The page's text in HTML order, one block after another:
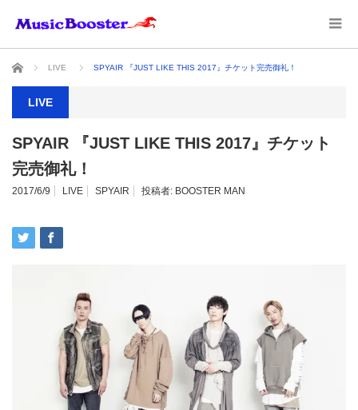
ホーム LIVE SPYAIR 『JUST LIKE THIS 2017』チケット完売御礼！
LIVE
SPYAIR 『JUST LIKE THIS 2017』チケット
完売御礼！
2017/6/9 LIVE SPYAIR 投稿者: BOOSTER MAN